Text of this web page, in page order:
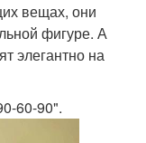
вещах, они
фигуре. А
элегантно на
60-90".